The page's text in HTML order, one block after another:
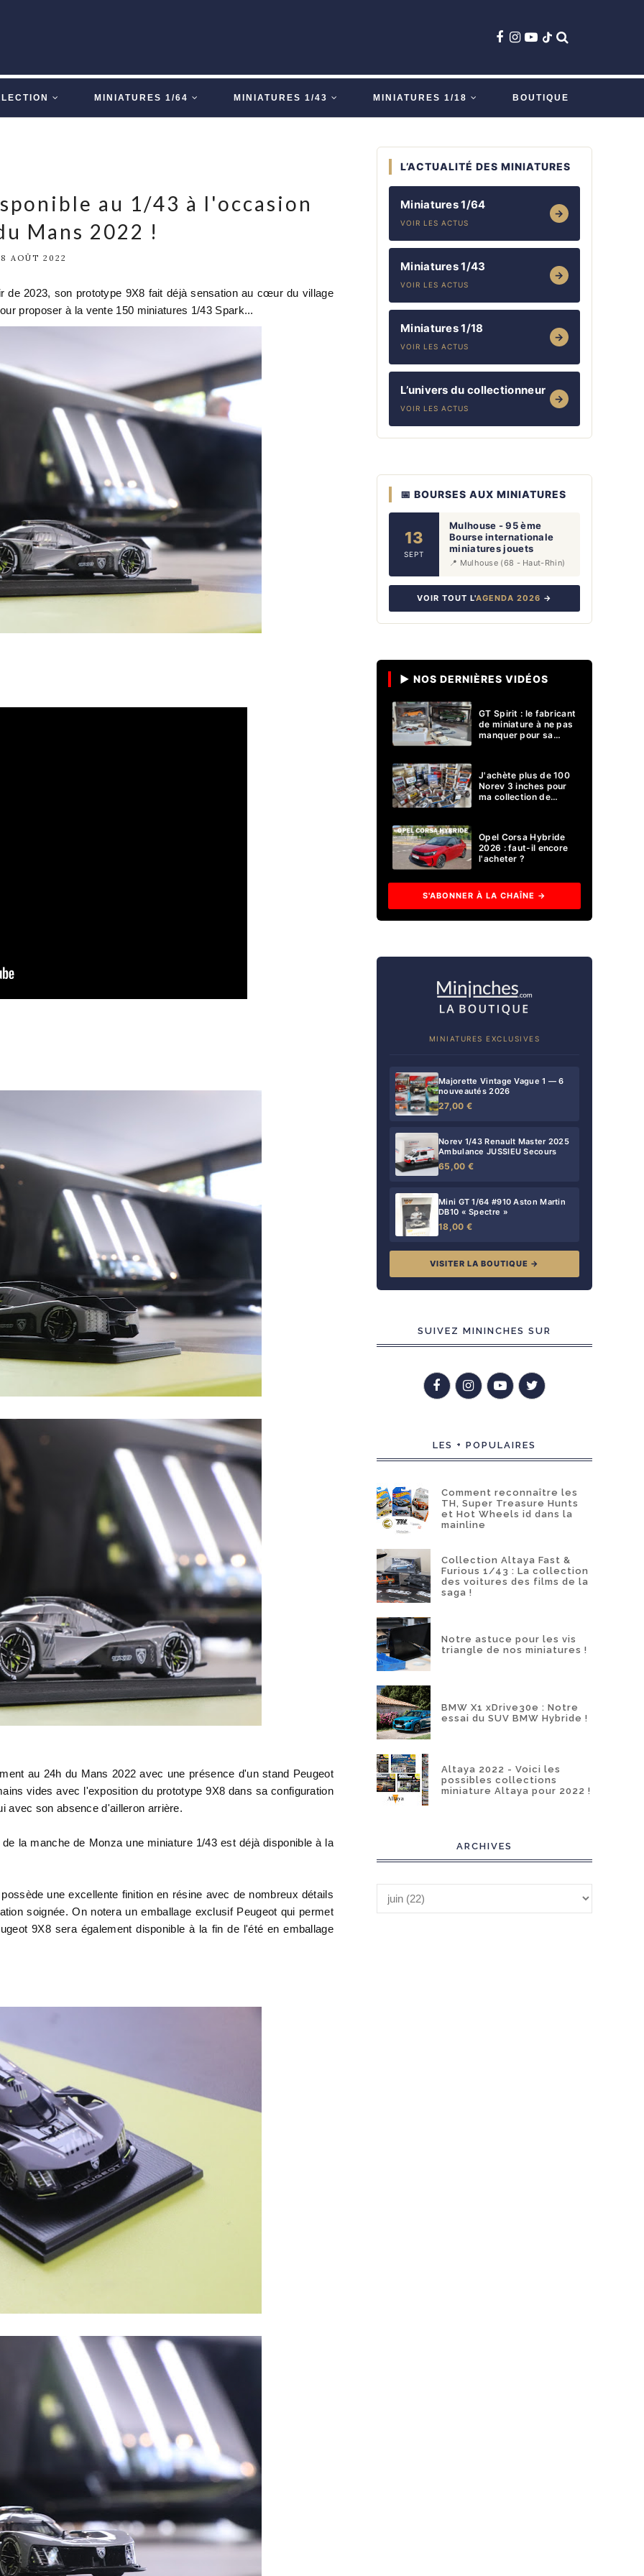
MINIATURES 1/64 MINIATURES 1/43 MINIATURES 1/18 BOUTIQUE
au 1/43 à l'occasion
Mans 2022 !
AOÛT 2022
de 2023, son prototype 9X8 fait déjà sensation au cœur du village
proposer à la vente 150 miniatures 1/43 Spark...
au 24h du Mans 2022 avec une présence d'un stand Peugeot
vides avec l'exposition du prototype 9X8 dans sa configuration
avec son absence d'ailleron arrière.
la manche de Monza une miniature 1/43 est déjà disponible à la
une excellente finition en résine avec de nombreux détails
soignée. On notera un emballage exclusif Peugeot qui permet
9X8 sera également disponible à la fin de l'été en emballage
L’ACTUALITÉ DES MINIATURES
Miniatures 1/64
VOIR LES ACTUS
→
Miniatures 1/43
VOIR LES ACTUS
→
Miniatures 1/18
VOIR LES ACTUS
→
L’univers du collectionneur
VOIR LES ACTUS
→
📅 BOURSES AUX MINIATURES
13
SEPT
Mulhouse - 95 ème
Bourse internationale
miniatures jouets
📍 Mulhouse (68 - Haut-Rhin)
VOIR TOUT L'AGENDA 2026 →
▶ NOS DERNIÈRES VIDÉOS
GT Spirit : le fabricant
de miniature à ne pas
manquer pour sa
J'achète plus de 100
Norev 3 inches pour
ma collection de
Opel Corsa Hybride
2026 : faut-il encore
l'acheter ?
S'ABONNER À LA CHAÎNE →
MINIATURES EXCLUSIVES
Majorette Vintage Vague 1 — 6
nouveautés 2026
27,00 €
Norev 1/43 Renault Master 2025
Ambulance JUSSIEU Secours
65,00 €
Mini GT 1/64 #910 Aston Martin
DB10 « Spectre »
18,00 €
VISITER LA BOUTIQUE →
SUIVEZ MININCHES SUR
LES + POPULAIRES
Comment reconnaître les
TH, Super Treasure Hunts
et Hot Wheels id dans la
mainline
Collection Altaya Fast &
Furious 1/43 : La collection
des voitures des films de la
saga !
Notre astuce pour les vis
triangle de nos miniatures !
BMW X1 xDrive30e : Notre
essai du SUV BMW Hybride !
Altaya 2022 - Voici les
possibles collections
miniature Altaya pour 2022 !
ARCHIVES